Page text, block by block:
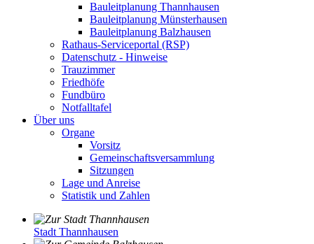
Bauleitplanung Thannhausen
Bauleitplanung Münsterhausen
Bauleitplanung Balzhausen
Rathaus-Serviceportal (RSP)
Datenschutz - Hinweise
Trauzimmer
Friedhöfe
Fundbüro
Notfalltafel
Über uns
Organe
Vorsitz
Gemeinschaftsversammlung
Sitzungen
Lage und Anreise
Statistik und Zahlen
Stadt Thannhausen